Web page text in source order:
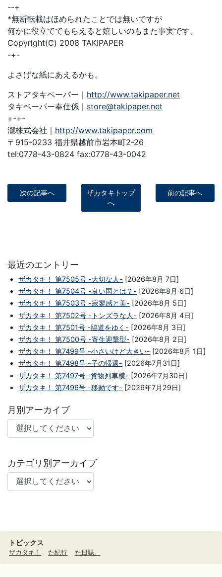
--+
*無断転載はほめられたことでは無いですが
何かに役立ててもらえると嬉しいのもまた事実です。
Copyright(C) 2008 TAKIPAPER
-+-
よさげな紙にあえるかも。
ストアタキペーパー｜ http://www.takipaper.net
タキペーパー奉仕係｜ store@takipaper.net
+-+-
瀧株式会社｜ http://www.takipaper.com
〒915-0233 福井県越前市岩本町2-26
tel:0778-43-0824 fax:0778-43-0042
次の記事へ
ザカタキトップ
へ
前の記事へ
最近のエントリー
ザカタキ！ 第7505号 -大切な人- [2026年8月 7日]
ザカタキ！ 第7504号 -良い国とは？- [2026年8月 6日]
ザカタキ！ 第7503号 -寂寥感と美- [2026年8月 5日]
ザカタキ！ 第7502号 -トンズラな人- [2026年8月 4日]
ザカタキ！ 第7501号 -脇道をゆく- [2026年8月 3日]
ザカタキ！ 第7500号 -寄生迎撃型- [2026年8月 2日]
ザカタキ！ 第7499号 -小さいけど大きい- [2026年8月 1日]
ザカタキ！ 第7498号 -子の帰還- [2026年7月31日]
ザカタキ！ 第7497号 -貨物列車横- [2026年7月30日]
ザカタキ！ 第7496号 -移動です- [2026年7月29日]
月別アーカイブ
カテゴリ別アーカイブ
トピックス
ザカタキ！ た紀行 た日誌。